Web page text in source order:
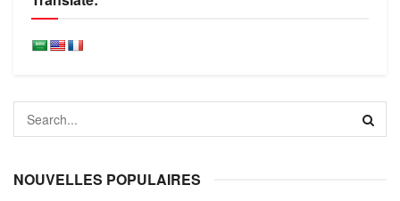
NOUVELLES POPULAIRES